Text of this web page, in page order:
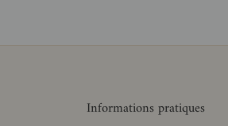
Informations pratiques